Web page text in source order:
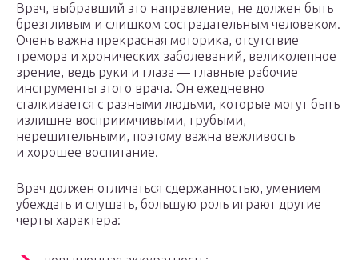
Врач, выбравший это направление, не должен быть
брезгливым и слишком сострадательным человеком.
Очень важна прекрасная моторика, отсутствие
тремора и хронических заболеваний, великолепное
зрение, ведь руки и глаза — главные рабочие
инструменты этого врача. Он ежедневно
сталкивается с разными людьми, которые могут быть
излишне восприимчивыми, грубыми,
нерешительными, поэтому важна вежливость
и хорошее воспитание.
Врач должен отличаться сдержанностью, умением
убеждать и слушать, большую роль играют другие
черты характера: